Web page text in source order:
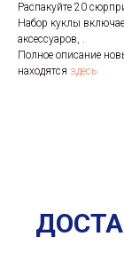
Распакуйте 20
Набор куклы
аксессуаров, .
Полное описание
находятся здесь